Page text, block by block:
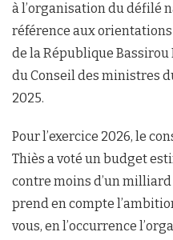
à l’organisation du défilé
référence aux
de la République Bassirou
du Conseil des ministres
2025.
Pour l’exercice 2026, le
Thiès a voté un budget
contre moins d’un milliard
prend en compte
vous, en l’occurrence